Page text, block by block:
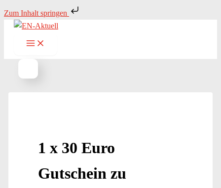
Zum Inhalt springen
Inhalt
springen
1 x 30 Euro
Gutschein zu